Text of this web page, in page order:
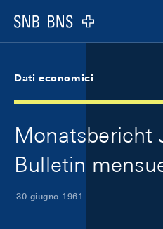
Logo
Dati economici
Monatsbericht
Bulletin
30 giugno 1961